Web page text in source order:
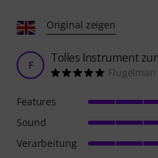
Original zeigen
F Tolles Instrument
Features
Sound
Verarbeitung